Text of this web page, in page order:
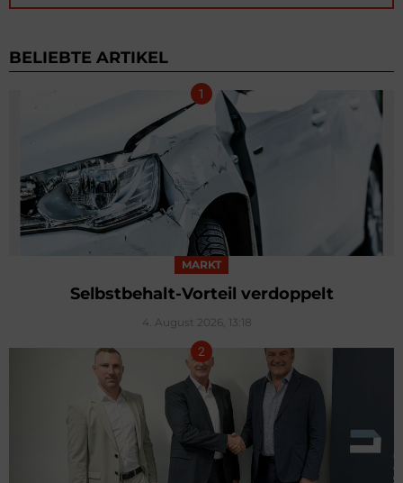
BELIEBTE ARTIKEL
MARKT
Selbstbehalt-Vorteil verdoppelt
4. August 2026, 13:18